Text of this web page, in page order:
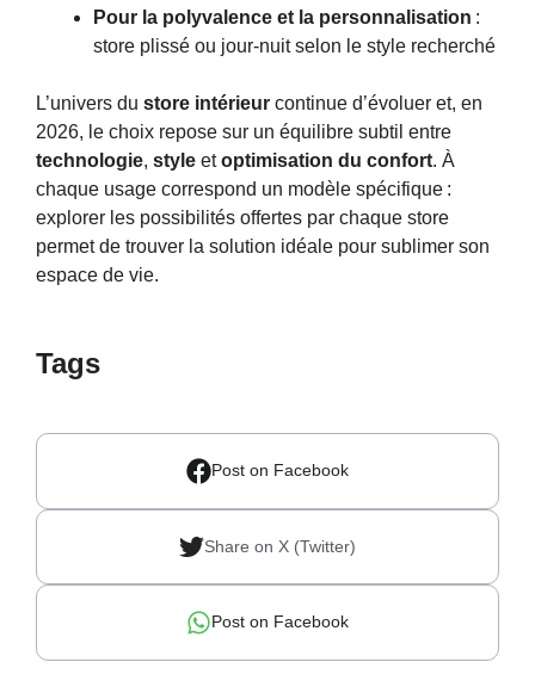
Pour la polyvalence et la personnalisation :
store plissé ou jour-nuit selon le style recherché
L’univers du store intérieur continue d’évoluer et, en
2026, le choix repose sur un équilibre subtil entre
technologie, style etoptimisation du confort. À
chaque usage correspond un modèle spécifique :
explorer les possibilités offertes par chaque store
permet de trouver la solution idéale pour sublimer son
espace de vie.
Tags
Post on Facebook
Share on X (Twitter)
Post on Facebook